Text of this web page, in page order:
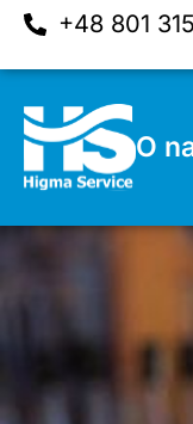
+48 801
O